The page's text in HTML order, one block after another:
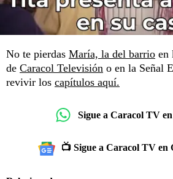
No te pierdas María, la del barrio en
de Caracol Televisión o en la Señal
revivir los capítulos aquí.
Sigue a Caracol TV
📺 Sigue a Caracol TV en